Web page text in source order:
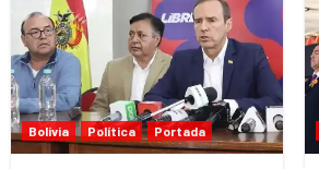
Bolivia Política Portada